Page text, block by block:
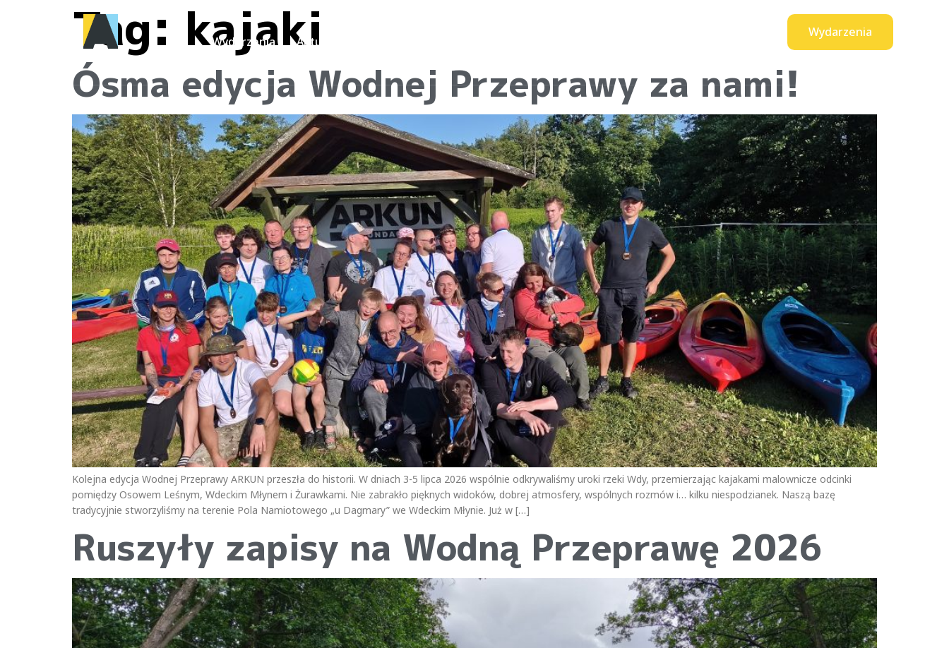
Wydarzenia Aktualności
Wydarzenia
Tag: kajaki
Ósma edycja Wodnej Przeprawy za nami!
Kolejna edycja Wodnej Przeprawy ARKUN przeszła do historii. W dniach 3-5 lipca 2026 wspólnie odkrywaliśmy uroki rzeki Wdy, przemierzając kajakami malownicze odcinki
pomiędzy Osowem Leśnym, Wdeckim Młynem i Żurawkami. Nie zabrakło pięknych widoków, dobrej atmosfery, wspólnych rozmów i… kilku niespodzianek. Naszą bazę
tradycyjnie stworzyliśmy na terenie Pola Namiotowego „u Dagmary” we Wdeckim Młynie. Już w […]
Ruszyły zapisy na Wodną Przeprawę 2026